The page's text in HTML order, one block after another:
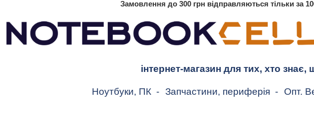
Замовлення до 300 грн відправляються тільки за
інтернет-магазин для тих, хто
Ноутбуки, ПК - Запчастини, периферія - Опт.